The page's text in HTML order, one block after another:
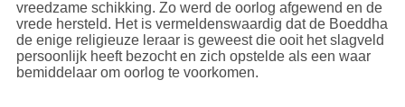
vreedzame schikking. Zo werd de oorlog afgewend en de
vrede hersteld. Het is vermeldenswaardig dat de Boeddha
de enige religieuze leraar is geweest die ooit het slagveld
persoonlijk heeft bezocht en zich opstelde als een waar
bemiddelaar om oorlog te voorkomen.